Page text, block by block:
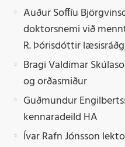
Auður Soffíu
doktorsnemi við
R. Þórisdóttir
Bragi Valdimar
og orðasmiður
Guðmundur
kennaradeild HA
Ívar Rafn Jónsson